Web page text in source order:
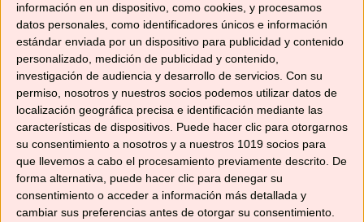
información en un dispositivo, como cookies, y procesamos
datos personales, como identificadores únicos e información
estándar enviada por un dispositivo para publicidad y contenido
personalizado, medición de publicidad y contenido,
investigación de audiencia y desarrollo de servicios. Con su
permiso, nosotros y nuestros socios podemos utilizar datos de
localización geográfica precisa e identificación mediante las
características de dispositivos. Puede hacer clic para otorgarnos
su consentimiento a nosotros y a nuestros 1019 socios para
que llevemos a cabo el procesamiento previamente descrito. De
forma alternativa, puede hacer clic para denegar su
consentimiento o acceder a información más detallada y
cambiar sus preferencias antes de otorgar su consentimiento.
¡No te pierdas ninguna! 👩‍🍳👨‍🍳
Dirección
de
correo
electrónico
Suscribir
YouTube